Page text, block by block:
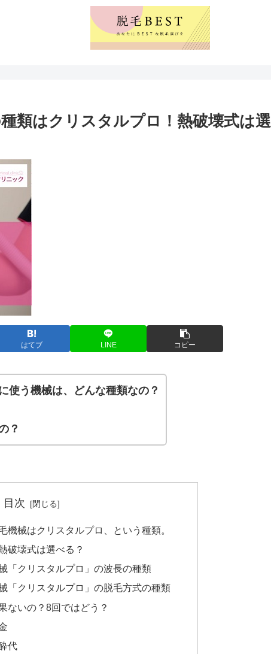
類はクリスタルプロ！熱破壊式は選
はてブ LINE コピー
使う機械は、どんな種類なの？
？
目次
機械はクリスタルプロ、という種類。
破壊式は選べる？
「クリスタルプロ」の波長の種類
「クリスタルプロ」の脱毛方式の種類
ないの？8回ではどう？
代